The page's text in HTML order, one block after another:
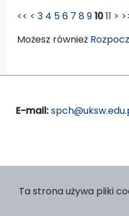
<< < 3 4 56 7 891011 >
Możesz również
E-mail:
Ta strona używa pliki